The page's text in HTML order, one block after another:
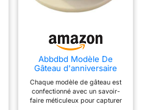
Abbdbd Modèle De
Gâteau d'anniversaire
Réaliste, Gâteau,
Simulation De Dessert
pour Boulangerie,
Décoration De Table À
Chaque modèle de gâteau est
confectionné avec un savoir-
faire méticuleux pour capturer